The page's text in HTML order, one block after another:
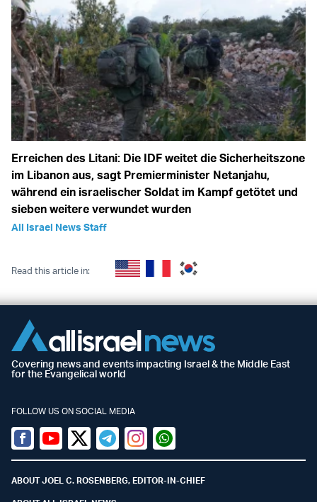
Erreichen des Litani: Die IDF weitet die Sicherheitszone
im Libanon aus, sagt Premierminister Netanjahu,
während ein israelischer Soldat im Kampf getötet und
sieben weitere verwundet wurden
All Israel News Staff
Read this article in:
Covering news and events impacting Israel & the Middle East
for the Evangelical world
FOLLOW US ON SOCIAL MEDIA
Facebook
YoutubeTwitter (X)
TelegramInstagramWhatsapp
ABOUT JOEL C. ROSENBERG, EDITOR-IN-CHIEF